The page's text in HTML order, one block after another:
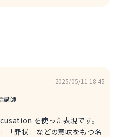
陸します。 will be
り shortly まもなく/すぐ
語を記載しますので参考まで
陸する depart 出発する
講師
2025/05/11 18:45
「罪状」などの意味をもつ名